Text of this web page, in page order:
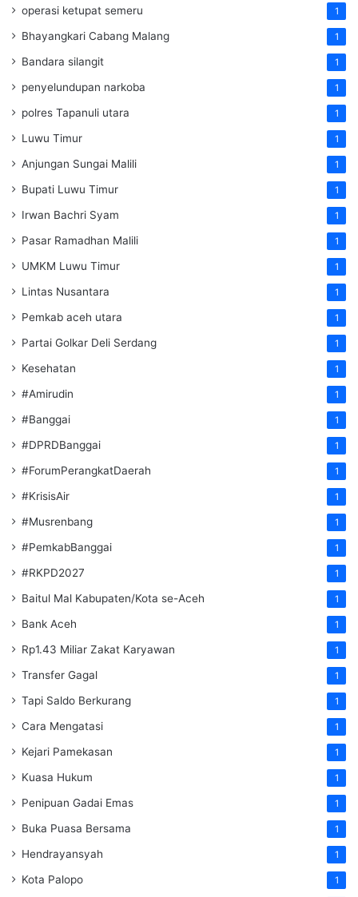
operasi ketupat semeru 1
Bhayangkari Cabang Malang 1
Bandara silangit 1
penyelundupan narkoba 1
polres Tapanuli utara 1
Luwu Timur 1
Anjungan Sungai Malili 1
Bupati Luwu Timur 1
Irwan Bachri Syam 1
Pasar Ramadhan Malili 1
UMKM Luwu Timur 1
Lintas Nusantara 1
Pemkab aceh utara 1
Partai Golkar Deli Serdang 1
Kesehatan 1
#Amirudin 1
#Banggai 1
#DPRDBanggai 1
#ForumPerangkatDaerah 1
#KrisisAir 1
#Musrenbang 1
#PemkabBanggai 1
#RKPD2027 1
Baitul Mal Kabupaten/Kota se-Aceh 1
Bank Aceh 1
Rp1.43 Miliar Zakat Karyawan 1
Transfer Gagal 1
Tapi Saldo Berkurang 1
Cara Mengatasi 1
Kejari Pamekasan 1
Kuasa Hukum 1
Penipuan Gadai Emas 1
Buka Puasa Bersama 1
Hendrayansyah 1
Kota Palopo 1